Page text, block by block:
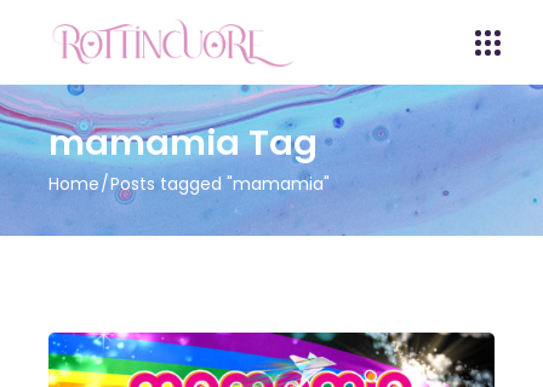
mamamia Tag
Home Posts tagged "mamamia"